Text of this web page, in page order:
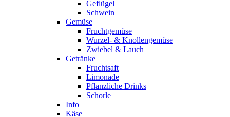
Geflügel
Schwein
Gemüse
Fruchtgemüse
Wurzel- & Knollengemüse
Zwiebel & Lauch
Getränke
Fruchtsaft
Limonade
Pflanzliche Drinks
Schorle
Info
Käse